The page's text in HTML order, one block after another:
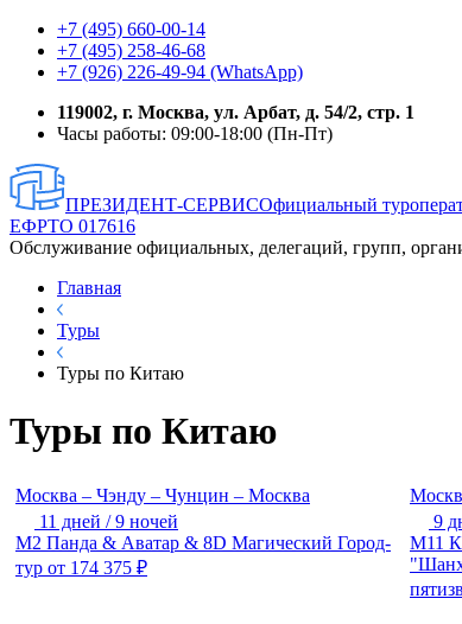
+7 (495) 660-00-14
+7 (495) 258-46-68
+7 (926) 226-49-94 (WhatsApp)
119002, г. Москва, ул. Арбат, д. 54/2, стр. 1
Часы работы: 09:00-18:00 (Пн-Пт)
ПРЕЗИДЕНТ-СЕРВИСОфициальный
ЕФРТО 017616
Обслуживание официальных, делегаций, групп,
Главная
Туры
Туры по Китаю
Туры по Китаю
Москва – Чэнду – Чунцин – Москва
11 дней / 9 ночей
М2 Панда & Аватар & 8D Магический Город-
тур от 174 375 ₽
9
М11